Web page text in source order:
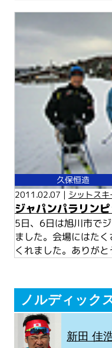
久保恒造
2011.02.07 | シットスキ
ジャパンパラリン
5日、6日は旭川市で
ました。会場にはた
くれました。ありがと
ノルディック
新田 佳